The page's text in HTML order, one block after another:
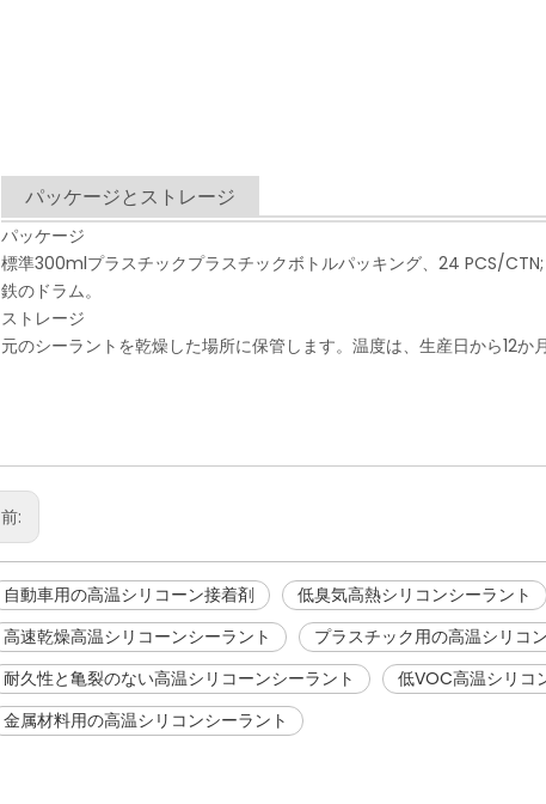
パッケージとストレージ
パッケージ
標準300mlプラスチックプラスチックボトルパッキング、24 PCS/
鉄のドラム。
ストレージ
元のシーラントを乾燥した場所に保管します。温度は、生産日から12か
前:
自動車用の高温シリコーン接着剤 低臭気高熱シリコンシーラント
高速乾燥高温シリコーンシーラント
プラスチック用の高温シリコ
耐久性と亀裂のない高温シリコーンシーラント
低VOC高温シリコ
金属材料用の高温シリコンシーラント